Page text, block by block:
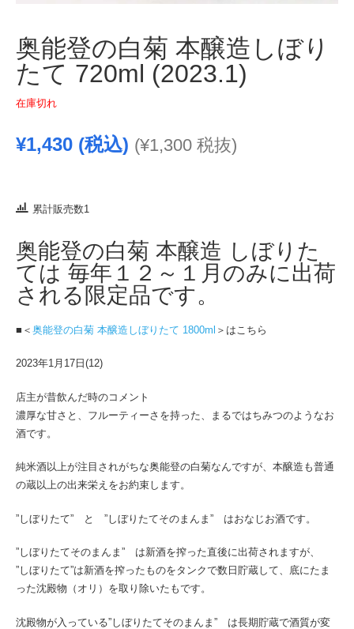
奥能登の白菊 本醸造しぼり
たて 720ml (2023.1)
在庫切れ
¥1,430 (税込) (¥1,300 税抜)
累計販売数1
奥能登の白菊 本醸造 しぼりた
ては 毎年１２～１月のみに出荷
される限定品です。
■＜ 奥能登の白菊 本醸造しぼりたて 1800ml ＞はこちら
2023年1月17日(12)
店主が昔飲んだ時のコメント
濃厚な甘さと、フルーティーさを持った、まるではちみつのようなお
酒です。
純米酒以上が注目されがちな奥能登の白菊なんですが、本醸造も普通
の蔵以上の出来栄えをお約束します。
”しぼりたて” と ”しぼりたてそのまんま” はおなじお酒です。
”しぼりたてそのまんま” は新酒を搾った直後に出荷されますが、
”しぼりたて”は新酒を搾ったものをタンクで数日貯蔵して、底にたま
った沈殿物（オリ）を取り除いたもです。
沈殿物が入っている”しぼりたてそのまんま” は長期貯蔵で酒質が変